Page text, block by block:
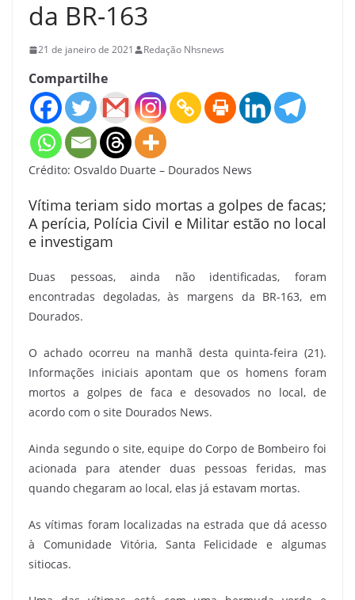
da BR-163
21 de janeiro de 2021 Redação Nhsnews
Compartilhe
Crédito: Osvaldo Duarte – Dourados News
Vítima teriam sido mortas a golpes de facas;
A perícia, Polícia Civil e Militar estão no local
e investigam
Duas pessoas, ainda não identificadas, foram
encontradas degoladas, às margens da BR-163, em
Dourados.
O achado ocorreu na manhã desta quinta-feira (21).
Informações iniciais apontam que os homens foram
mortos a golpes de faca e desovados no local, de
acordo com o site Dourados News.
Ainda segundo o site, equipe do Corpo de Bombeiro foi
acionada para atender duas pessoas feridas, mas
quando chegaram ao local, elas já estavam mortas.
As vítimas foram localizadas na estrada que dá acesso
à Comunidade Vitória, Santa Felicidade e algumas
sitiocas.